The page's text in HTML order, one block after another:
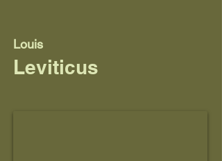
Louis
Leviticus